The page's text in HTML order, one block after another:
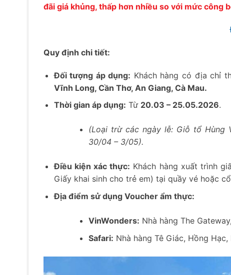
đãi giá khủng, thấp hơn nhiều so với mức công
Quy định chi tiết:
Đối tượng áp dụng: Khách hàng có địa chỉ
Vĩnh Long, Cần Thơ, An Giang, Cà Mau.
Thời gian áp dụng: Từ 20.03 – 25.05.2026.
(Loại trừ các ngày lễ: Giỗ tổ Hùng
30/04 – 3/05).
Điều kiện xác thực: Khách hàng xuất trình
Giấy khai sinh cho trẻ em) tại quầy vé hoặc
Địa điểm sử dụng Voucher ẩm thực:
VinWonders: Nhà hàng The
Safari: Nhà hàng Tê Giác, Hồng